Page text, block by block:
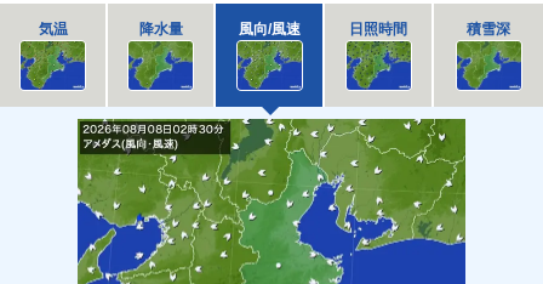
気温 降水量 風向/風速 日照時間 積雪深